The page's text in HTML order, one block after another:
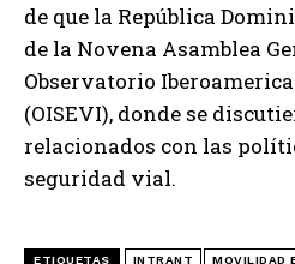
de que la República
de la Novena Asamblea
Observatorio
(OISEVI), donde se
relacionados con las
seguridad vial.
ETIQUETAS INTRANT MOVILIDAD